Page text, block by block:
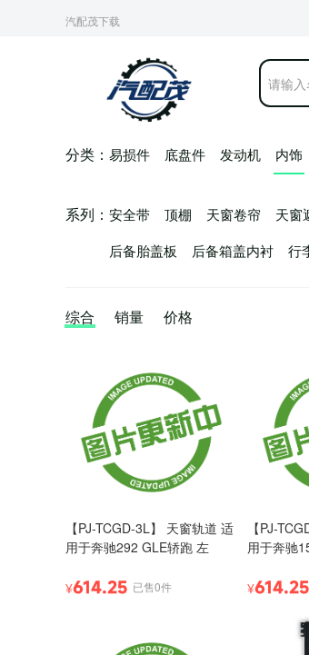
分类： 易损件 底盘件 发动机 内饰
系列： 安全带 顶棚 天窗卷帘 天窗
后备胎盖板
后备箱盖内衬 行
综合 销量 价格
【PJ-TCGD-3L】 天窗轨道 适
用于奔驰292 GLE轿跑 左
¥614.25 已售0件
【PJ-
用于奔驰
¥614.25